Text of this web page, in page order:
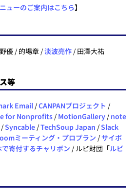
ューのご案内はこちら】
優 / 的場章 /淡波亮作 / 田澤大祐
等
Email /CANPANプロジェクト /
for Nonprofits / MotionGallery / note
/Syncable /TechSoup Japan /Slack
ミーティング・プロプラン /サイボ
で寄付するチャリボン / ルビ財団「ルビ